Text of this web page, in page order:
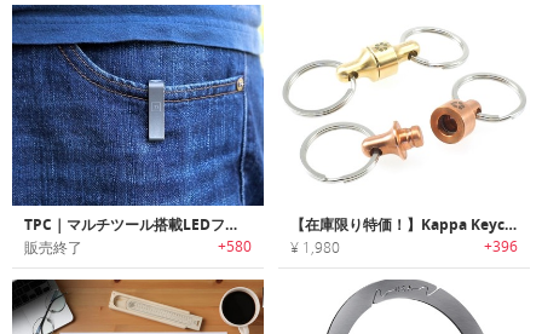
TPC｜マルチツール搭載LEDフラッシュライト付きポケットクリップ「TPC」
販売終了 +580
【在庫限り特価！】Kappa Keychain Quick Release｜毎日持ち歩くアイテムに素早く安全で簡単にアクセス可能なキーチェーン「カッパQR」
¥ 1,980 +396